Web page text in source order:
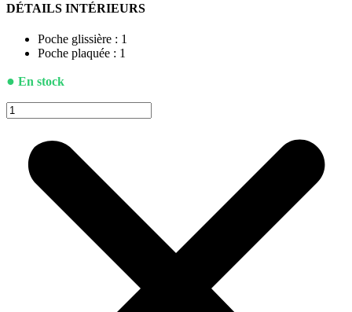
DÉTAILS INTÉRIEURS
Poche glissière : 1
Poche plaquée : 1
● En stock